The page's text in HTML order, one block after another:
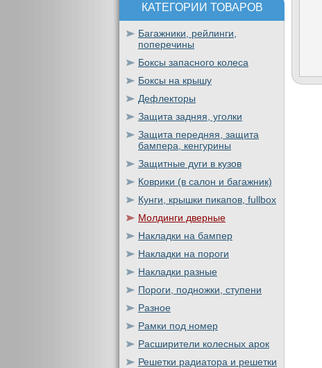
КАТЕГОРИИ ТОВАРОВ
Багажники, рейлинги,
поперечины
Боксы запасного колеса
Боксы на крышу
Дефлекторы
Защита задняя, уголки
Защита передняя, защита
бампера, кенгурины
Защитные дуги в кузов
Коврики (в салон и багажник)
Кунги, крышки пикапов, fullbox
Молдинги дверные
Накладки на бампер
Накладки на пороги
Накладки разные
Пороги, подножки, ступени
Разное
Рамки под номер
Расширители колесных арок
Решетки радиатора и решетки